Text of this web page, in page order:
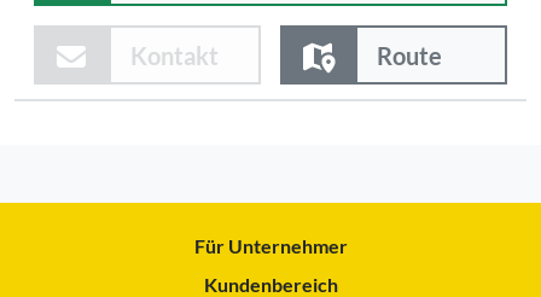
Kontakt Route
Für Unternehmer
Kundenbereich